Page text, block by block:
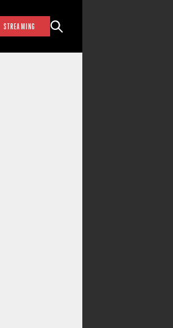
STREAMING